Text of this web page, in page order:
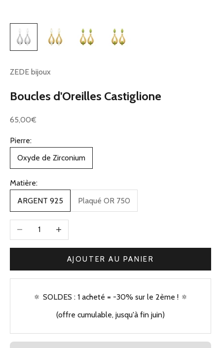
ZEDE bijoux
Boucles d'Oreilles Castiglione
Prix de vente
65,00€
Pierre:
Oxyde de Zirconium
Matière:
ARGENT 925
Plaqué OR 750
Diminuer la quantitéAugmenter la quantité
AJOUTER AU PANIER
🔅 SOLDES : 1 acheté = -30% sur le 2ème ! 🔅
(offre cumulable, jusqu'à fin juin)